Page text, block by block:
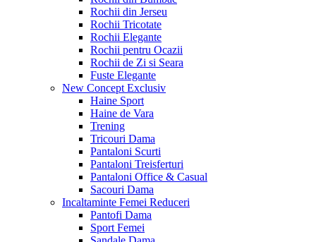
Rochii din Jerseu
Rochii Tricotate
Rochii Elegante
Rochii pentru Ocazii
Rochii de Zi si Seara
Fuste Elegante
New Concept Exclusiv
Haine Sport
Haine de Vara
Trening
Tricouri Dama
Pantaloni Scurti
Pantaloni Treisferturi
Pantaloni Office & Casual
Sacouri Dama
Incaltaminte Femei Reduceri
Pantofi Dama
Sport Femei